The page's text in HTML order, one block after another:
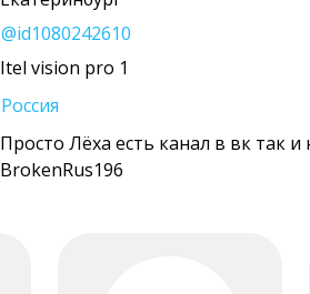
@id1080242610
Itel vision pro 1
Россия
Просто Лёха есть канал в вк так и
BrokenRus196